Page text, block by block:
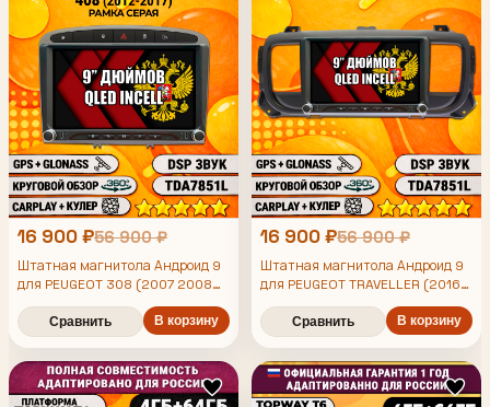
16 900 ₽56 900 ₽
Штатная магнитола Андроид 9
для PEUGEOT 308 (2007 2008
408 (2012 2013 2014 2015 2016
2017), 4/64гб, DSP, 360 обзор,
Auto, GPS и ГЛОНАСС
Сравнить В корзину
16 900 ₽56 900 ₽
Штатная магнитола Андроид 9
для PEUGEOT TRAVELLER (2016-
2024), 4/64гб, DSP, 360 обзор,
беспроводной CarPlay и Android
Auto, GPS и ГЛОНАСС
Сравнить В корзину